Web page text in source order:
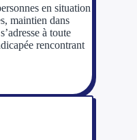
Nos partenaires
Contactez-nous
en situation
maintien dans
à toute
rencontrant